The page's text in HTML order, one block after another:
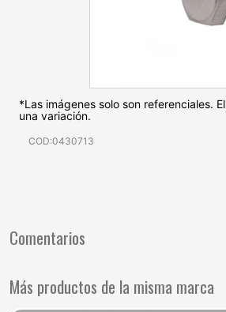
*Las imágenes solo son referenciales.
una variación.
COD:0430713
Comentarios
Más productos de la misma marca